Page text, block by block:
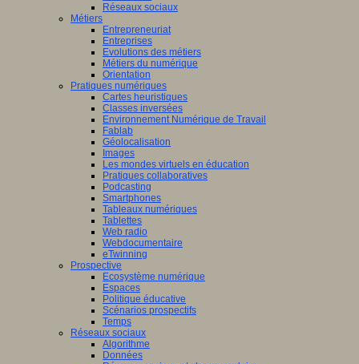
Réseaux sociaux
Métiers
Entrepreneuriat
Entreprises
Evolutions des métiers
Métiers du numérique
Orientation
Pratiques numériques
Cartes heuristiques
Classes inversées
Environnement Numérique de Travail
Fablab
Géolocalisation
Images
Les mondes virtuels en éducation
Pratiques collaboratives
Podcasting
Smartphones
Tableaux numériques
Tablettes
Web radio
Webdocumentaire
eTwinning
Prospective
Ecosystème numérique
Espaces
Politique éducative
Scénarios prospectifs
Temps
Réseaux sociaux
Algorithme
Données